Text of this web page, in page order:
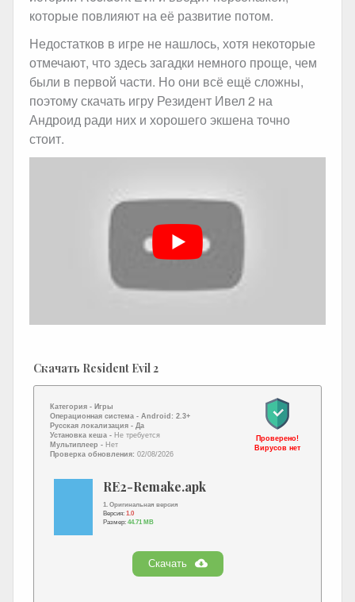
которые повлияют на её развитие потом.
Недостатков в игре не нашлось, хотя некоторые
отмечают, что здесь загадки немного проще, чем
были в первой части. Но они всё ещё сложны,
поэтому скачать игру Резидент Ивел 2 на
Андроид ради них и хорошего экшена точно
стоит.
Скачать Resident Evil 2
Категория - Игры
Операционная система - Android: 2.3+
Русская локализация - Да
Установка кеша - Не требуется
Мультиплеер - Нет
Проверка обновления: 02/08/2026
Проверено!
Вирусов нет
RE2-Remake.apk
1. Оригинальная версия
Версия: 1.0
Размер: 44.71 MB
Скачать